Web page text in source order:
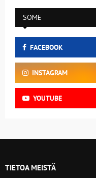
SOME
FACEBOOK
INSTAGRAM
YOUTUBE
TIETOA MEISTÄ